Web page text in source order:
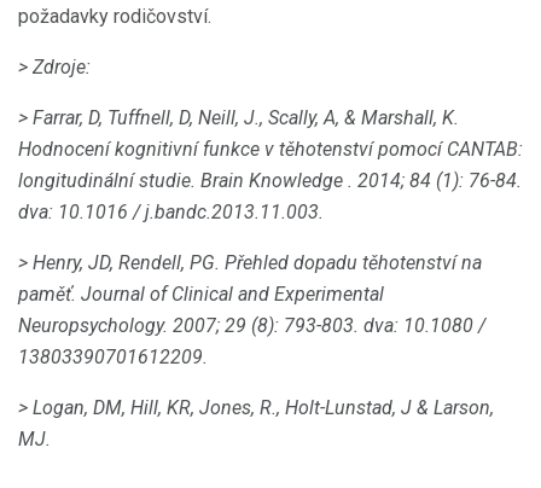
požadavky rodičovství.
> Zdroje:
> Farrar, D, Tuffnell, D, Neill, J., Scally, A, & Marshall, K.
Hodnocení kognitivní funkce v těhotenství pomocí CANTAB:
longitudinální studie. Brain Knowledge . 2014; 84 (1): 76-84.
dva: 10.1016 / j.bandc.2013.11.003.
> Henry, JD, Rendell, PG. Přehled dopadu těhotenství na
paměť. Journal of Clinical and Experimental
Neuropsychology. 2007; 29 (8): 793-803. dva: 10.1080 /
13803390701612209.
> Logan, DM, Hill, KR, Jones, R., Holt-Lunstad, J & Larson,
MJ.